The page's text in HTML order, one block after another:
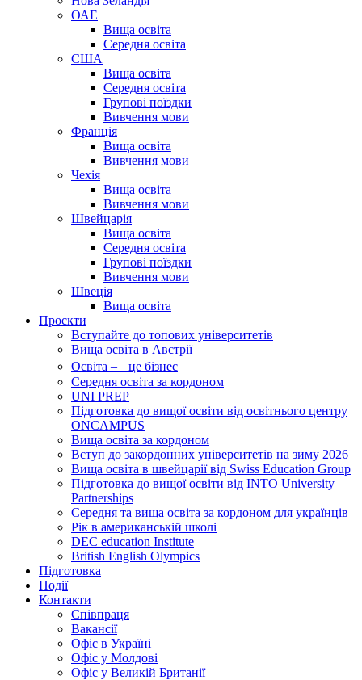
ОАЕ
Вища освіта
Середня освіта
США
Вища освіта
Середня освіта
Групові поїздки
Вивчення мови
Франція
Вища освіта
Вивчення мови
Чехія
Вища освіта
Вивчення мови
Швейцарія
Вища освіта
Середня освіта
Групові поїздки
Вивчення мови
Швеція
Вища освіта
Проєкти
Вступайте до топових університетів
Вища освіта в Австрії
Освіта – це бізнес
Середня освіта за кордоном
UNI PREP
Підготовка до вищої освіти від освітнього центру
ONCAMPUS
Вища освіта за кордоном
Вступ до закордонних університетів на зиму 2026
Вища освіта в швейцарії від Swiss Education Group
Підготовка до вищої освіти від INTO University
Partnerships
Середня та вища освіта за кордоном для українців
Рік в американській школі
DEC education Institute
British English Olympics
Підготовка
Події
Контакти
Співпраця
Вакансії
Офіс в Україні
Офіс у Молдові
Офіс у Великій Британії